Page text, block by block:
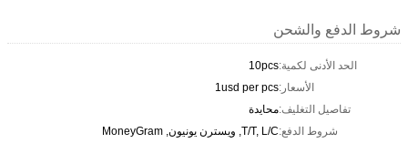
شروط الدفع والشحن
الحد الأدنى لكمية:10pcs
الأسعار:1usd per pcs
تفاصيل التغليف:محايدة
شروط الدفع:T/T, L/C, ويسترن يونيون, MoneyGram